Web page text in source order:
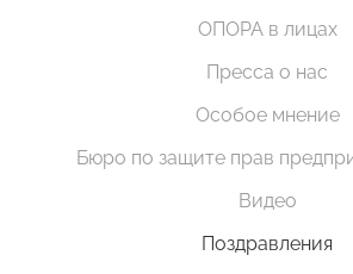
ОПОРА в лицах
Пресса о нас
Особое мнение
Бюро по защите прав
Видео
Поздравления